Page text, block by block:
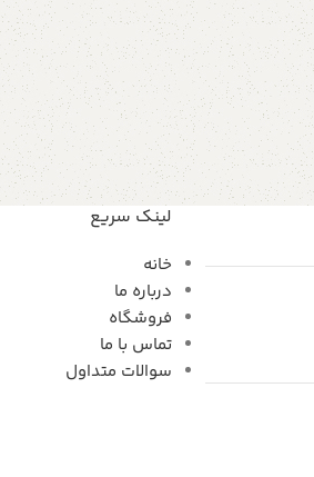
لینک سریع
خانه
درباره ما
فروشگاه
تماس با ما
سوالات متداول